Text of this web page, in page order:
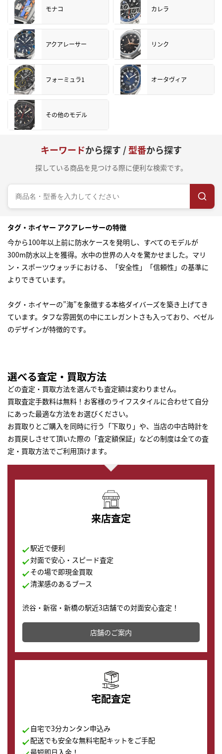
モナコ カレラ
アクアレーサー リンク
フォーミュラ1 オータヴィア
その他のモデル
キーワードから探す /型番から探す
探している商品を見つける際に便利な検索です。
タグ・ホイヤー アクアレーサーの特徴
今から100年以上前に防水ケースを発明し、すべてのモデルが
300m防水以上を獲得。水中の世界の人々を驚かせました。マリ
ン・スポーツウォッチにおける、「安全性」「信頼性」の基準に
よりできています。
タグ・ホイヤーの”海”を象徴する本格ダイバーズを築き上げてき
ています。タフな雰囲気の中にエレガントさも入っており、ベゼル
のデザインが特徴的です。
選べる査定・買取方法
どの査定・買取方法を選んでも査定額は変わりません。
買取査定手数料は無料！お客様のライフスタイルに合わせて自分
にあった最適な方法をお選びください。
お買取りとご購入を同時に行う「下取り」や、当店の中古時計を
お買戻しさせて頂いた際の「査定額保証」などの制度は全ての査
定・買取方法でご利用頂けます。
来店査定
駅近で便利
対面で安心・スピード査定
その場で即現金買取
清潔感のあるブース
渋谷・新宿・新橋の駅近3店舗での対面安心査定！
その場で現金買取致します。渋谷本店では、時計販売の
店舗を併設しており、下取りに出してお得に新しい時計
の購入もできます♪
店舗のご案内
宅配査定
自宅で3分カンタン申込み
配送でも安全な無料宅配キットをご手配